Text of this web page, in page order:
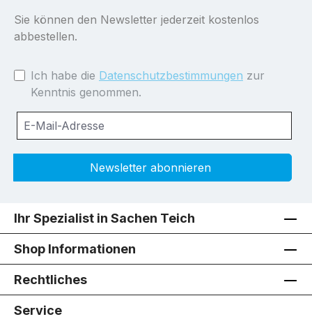
Sie können den Newsletter jederzeit kostenlos
abbestellen.
Ich habe die Datenschutzbestimmungen zur
Kenntnis genommen.
Newsletter abonnieren
Ihr Spezialist in Sachen Teich
Shop Informationen
Rechtliches
Service